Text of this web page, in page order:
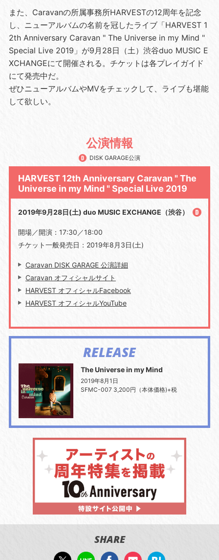
また、Caravanの所属事務所HARVESTの12周年を記念
し、ニューアルバムの名前を冠したライブ「HARVEST 1
2th Anniversary Caravan " The Universe in my Mind "
Special Live 2019」が9月28日（土）渋谷duo MUSIC E
XCHANGEにて開催される。チケットは各プレイガイド
にて発売中だ。
ぜひニューアルバムやMVをチェックして、ライブも堪能
して欲しい。
公演情報
DISK GARAGE公演
HARVEST 12th Anniversary Caravan " The
Universe in my Mind " Special Live 2019
2019年9月28日(土) duo MUSIC EXCHANGE（渋谷）
開場／開演：17:30／18:00
チケット一般発売日：2019年8月3日(土)
Caravan DISK GARAGE 公演詳細
Caravan オフィシャルサイト
HARVEST オフィシャルFacebook
HARVEST オフィシャルYouTube
RELEASE
The Universe in my Mind
2019年8月1日
SFMC-007 3,200円（本体価格)+税
SHARE